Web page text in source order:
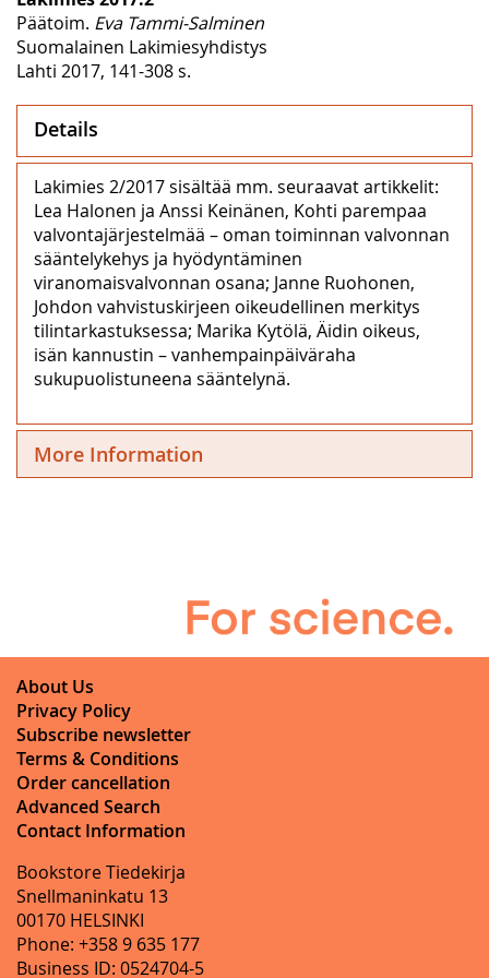
Päätoim. Eva Tammi-Salminen
Suomalainen Lakimiesyhdistys
Lahti 2017, 141-308 s.
Details
Lakimies 2/2017 sisältää mm. seuraavat artikkelit:
Lea Halonen ja Anssi Keinänen, Kohti parempaa
valvontajärjestelmää – oman toiminnan valvonnan
sääntelykehys ja hyödyntäminen
viranomaisvalvonnan osana; Janne Ruohonen,
Johdon vahvistuskirjeen oikeudellinen merkitys
tilintarkastuksessa; Marika Kytölä, Äidin oikeus,
isän kannustin – vanhempainpäiväraha
sukupuolistuneena sääntelynä.
More Information
About Us
Privacy Policy
Subscribe newsletter
Terms & Conditions
Order cancellation
Advanced Search
Contact Information
Bookstore Tiedekirja
Snellmaninkatu 13
00170 HELSINKI
Phone: +358 9 635 177
Business ID: 0524704-5